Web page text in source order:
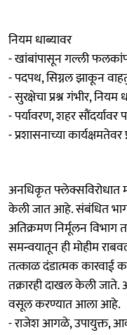
नियम धाब्यावर
- खांबांपासून गल्ली
- पदपथ, सिग्नल झाकून
- सुरक्षेचा प्रश्न गंभीर, नियम
- पर्यावरण, शहर सौंदर्यावर
- प्रशासनाच्या कार्यक्षमतेवर
अनधिकृत फ्लेक्सविरोधात
केली जात आहे. संबंधित
अतिक्रमण निर्मूलन विभाग
समन्वयातून ही मोहीम
तत्काळ दंडात्मक
तक्रारही दाखल केली
वसूल करण्यात आला आहे.
- राजेश आगळे, उपायुक्त,